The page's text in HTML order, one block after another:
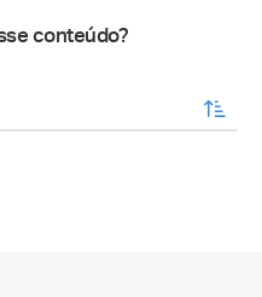
conteúdo?
enviar